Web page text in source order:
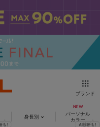
ブランド
身長別
パーソナル
カラー